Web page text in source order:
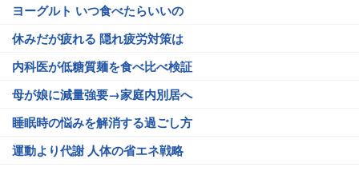
ヨーグルト いつ食べたらいいの
休みだが疲れる 隠れ疲労対策は
内科医が低糖質麺を食べ比べ検証
母が娘に減量強要→家庭内別居へ
睡眠時の悩みを解消する過ごし方
運動より代謝 人体の省エネ戦略